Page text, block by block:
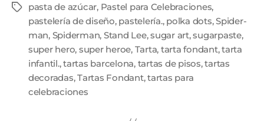
pasta de azúcar, Pastel para Celebraciones,
pastelería de diseño, pastelería., polka dots,Spider-
man, Spiderman, Stand Lee,sugar art,sugarpaste,
super hero, super heroe, Tarta, tarta fondant,tarta
infantil.,tartas barcelona, tartas de pisos,tartas
decoradas,Tartas Fondant,tartas para
celebraciones